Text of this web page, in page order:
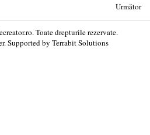
Următor
Toate drepturile rezervate.
. Supported by Terrabit Solutions